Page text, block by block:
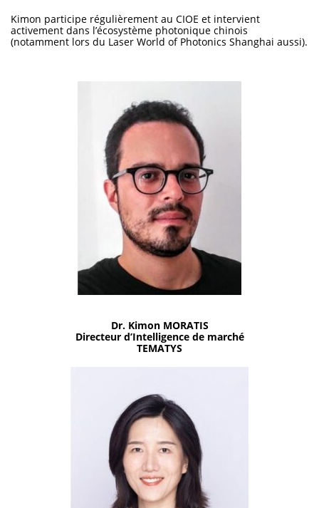
Kimon participe régulièrement au CIOE et intervient
activement dans l’écosystème photonique chinois
(notamment lors du Laser World of Photonics Shanghai aussi).
Dr. Kimon MORATIS
Directeur d’Intelligence de marché
TEMATYS